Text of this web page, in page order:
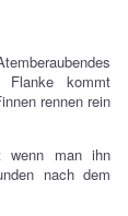
Flanke kommt
rennen rein
wenn man ihn
nach dem